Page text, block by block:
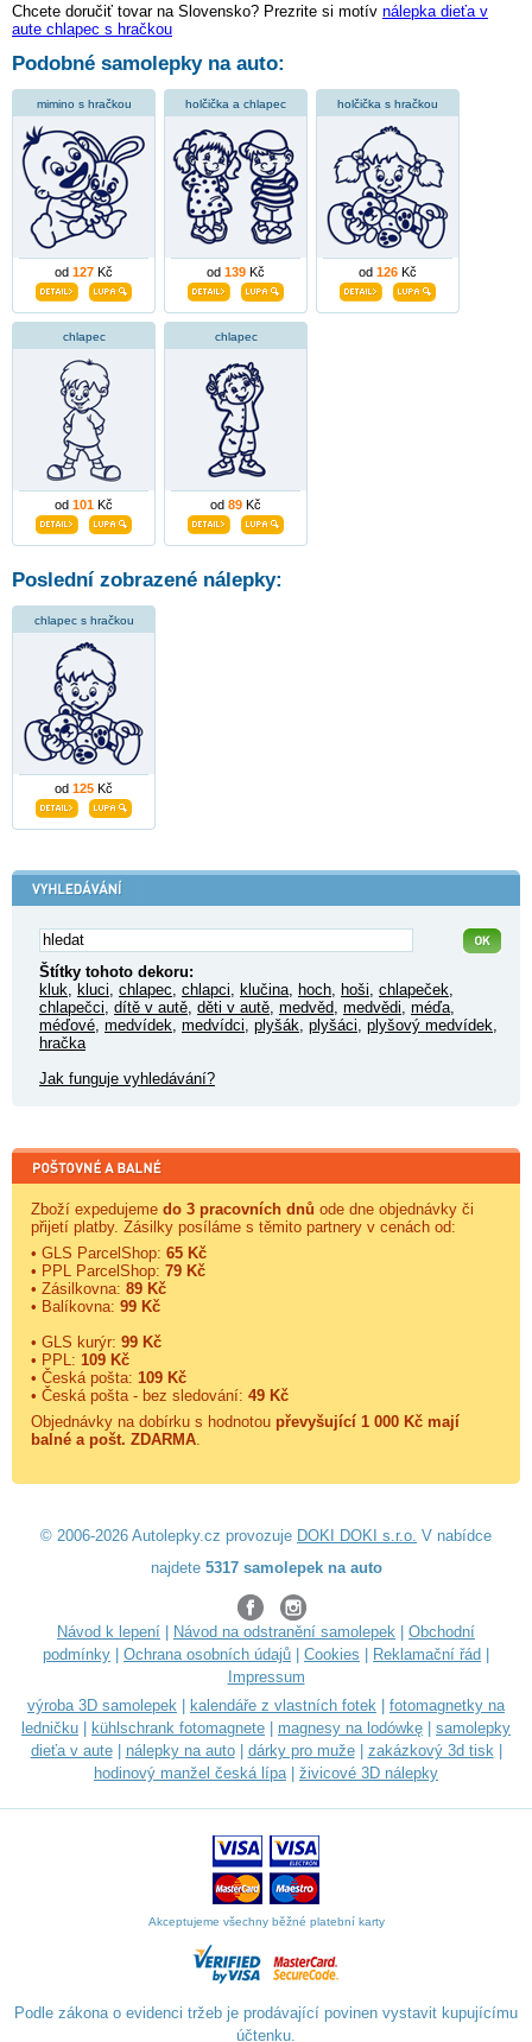
Chcete doručiť tovar na Slovensko? Prezrite si motív nálepka dieťa v
aute chlapec s hračkou
Podobné samolepky na auto:
mimino s hračkou
od 127 Kč
holčička a chlapec
od 139 Kč
holčička s hračkou
od 126 Kč
chlapec
od 101 Kč
chlapec
od 89 Kč
Poslední zobrazené nálepky:
chlapec s hračkou
od 125 Kč
Štítky tohoto dekoru:
kluk
kluci chlapec chlapci klučina hoch hoši chlapeček
chlapečci dítě v autě děti v autě medvěd medvědi méďa
méďové medvídek medvídci plyšák plyšáci plyšový medvídek
hračka
Jak funguje vyhledávání?
Zboží expedujeme do 3 pracovních dnů ode dne objednávky či
přijetí platby. Zásilky posíláme s těmito partnery v cenách od:
• GLS ParcelShop: 65 Kč
• PPL ParcelShop: 79 Kč
• Zásilkovna: 89 Kč
• Balíkovna: 99 Kč
• GLS kurýr: 99 Kč
• PPL: 109 Kč
• Česká pošta: 109 Kč
• Česká pošta - bez sledování: 49 Kč
Objednávky na dobírku s hodnotou převyšující 1 000 Kč mají
balné a pošt. ZDARMA
© 2006-2026 Autolepky.cz provozuje DOKI DOKI s.r.o. V nabídce
najdete 5317 samolepek na auto
Návod k lepení Návod na odstranění samolepek
Obchodní
podmínky
Ochrana osobních údajů Cookies Reklamační řád
Impressum
výroba 3D samolepek
kalendáře z vlastních fotek
fotomagnetky na
ledničku
kühlschrank fotomagnete magnesy na lodówkę
samolepky
dieťa v aute| nálepky na auto| dárky pro muže| zakázkový 3d tisk|
hodinový manžel česká lípa| živicové 3D nálepky
Akceptujeme všechny běžné platební karty
Podle zákona o evidenci tržeb je prodávající povinen vystavit kupujícímu
účtenku.